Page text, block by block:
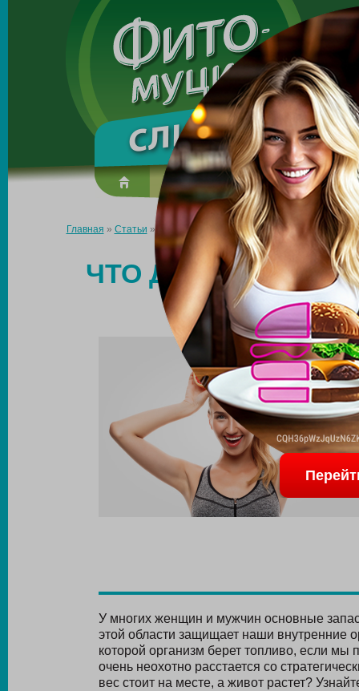
Made in the UK
О препарате Усиль эффект
Главная » Статьи »Что делать, если вес стоит на месте, а
ЧТО ДЕЛАТЬ,
У многих женщин и мужчин основные
этой области защищает наши внутренние
которой организм берет топливо, если
очень неохотно расстается со
вес стоит на месте, а живот растет?